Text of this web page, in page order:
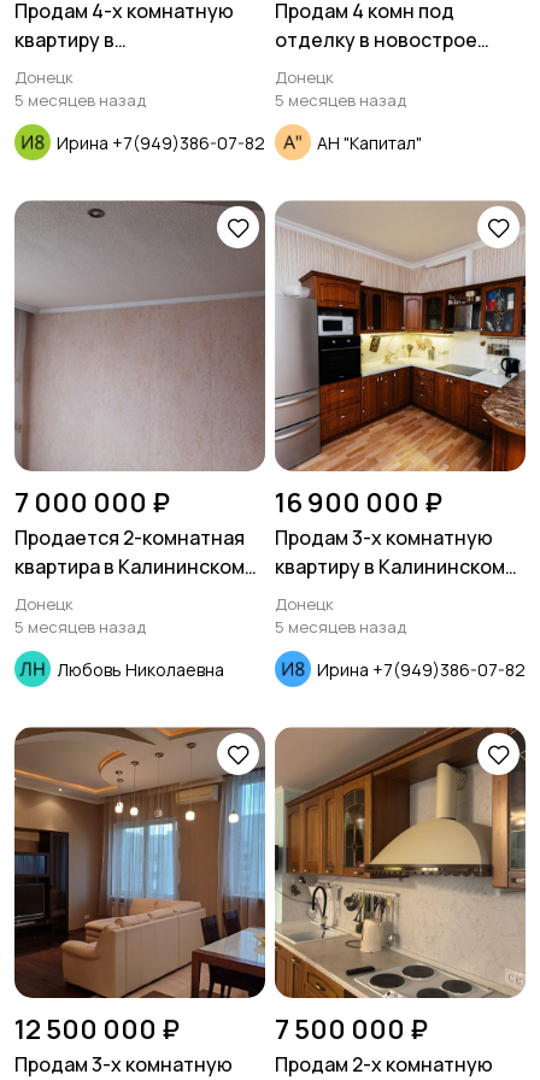
Продам 4-х комнатную
квартиру в
Ворошиловском районе
Донецк
5 месяцев назад
Ирина +7(949)386-07-82
Продам 4 комн под
отделку в новострое
ул.Артема центр города
Донецк
5 месяцев назад
АН "Капитал"
7 000 000 ₽
Продается 2-комнатная
квартира в Калининском
районе пол проспекту
Ильича
Донецк
5 месяцев назад
Любовь Николаевна
16 900 000 ₽
Продам 3-х комнатную
квартиру в Калининском
районе проспект
Дзержинского
Донецк
5 месяцев назад
Ирина +7(949)386-07-82
12 500 000 ₽
Продам 3-х комнатную
7 500 000 ₽
Продам 2-х комнатную